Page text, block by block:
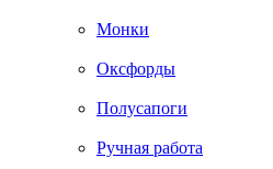
Монки
Оксфорды
Полусапоги
Ручная работа